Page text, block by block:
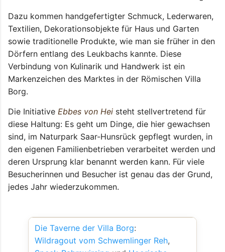
Dazu kommen handgefertigter Schmuck, Lederwaren,
Textilien, Dekorationsobjekte für Haus und Garten
sowie traditionelle Produkte, wie man sie früher in den
Dörfern entlang des Leukbachs kannte. Diese
Verbindung von Kulinarik und Handwerk ist ein
Markenzeichen des Marktes in der Römischen Villa
Borg.
Die Initiative Ebbes von Hei steht stellvertretend für
diese Haltung: Es geht um Dinge, die hier gewachsen
sind, im Naturpark Saar-Hunsrück gepflegt wurden, in
den eigenen Familienbetrieben verarbeitet werden und
deren Ursprung klar benannt werden kann. Für viele
Besucherinnen und Besucher ist genau das der Grund,
jedes Jahr wiederzukommen.
Die Taverne der Villa Borg:
Wildragout vom Schwemlinger Reh,